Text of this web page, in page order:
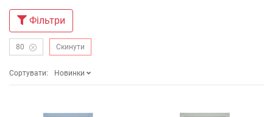
Фiльтри
80 Скинути
Сортувати: Новинки